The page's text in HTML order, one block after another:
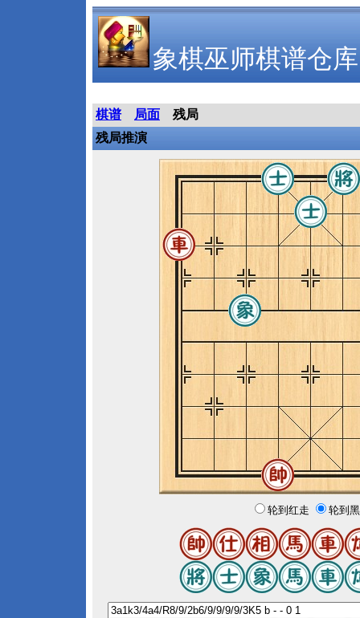
象棋巫师棋谱仓库
棋谱 局面
残局
残局推演
轮到红走 轮到